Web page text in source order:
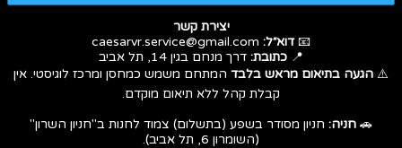
יצירת קשר
📧דוא״ל:
📍 כתובת: דרך מנחם בגין 14, תל אביב
⚠️ הגעה בתיאום מראש בלבד המתחם משמש כמחסן ומרכז לוגיסטי. אין
קבלת קהל ללא תיאום מוקדם.
🚗 חניה: חניון מסודר בשפע (בתשלום) צמוד לחנות ב"חניון השרון"
(השומרון 6, תל אביב).